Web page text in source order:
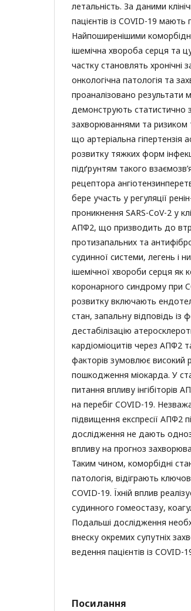
летальність. За даними
пацієнтів із COVID-19
Найпоширенішими
ішемічна хвороба серця та
частку становлять хронічні
онкологічна патологія та
проаналізовано результати
демонструють статистично
захворюваннями та ризиком
що артеріальна гіпертензія
розвитку тяжких форм
підґрунтям такого
рецептора
бере участь у регуляції
проникнення SARS-CoV-2 у
АПФ2, що призводить до
протизапальних та
судинної системи, легень і
ішемічної хвороби серця як
коронарного синдрому при
розвитку включають
стан, запальну відповідь
дестабілізацію
кардіоміоцитів через АПФ2
факторів зумовлює високий
пошкодження міокарда. У
питання впливу інгібіторів
на перебіг COVID-19.
підвищення експресії АПФ2
дослідження не дають
впливу на прогноз
Таким чином, коморбідні
патологія, відіграють
COVID-19. Їхній вплив
судинного гомеостазу,
Подальші дослідження
внеску окремих супутніх
ведення пацієнтів із COVID-
Посилання